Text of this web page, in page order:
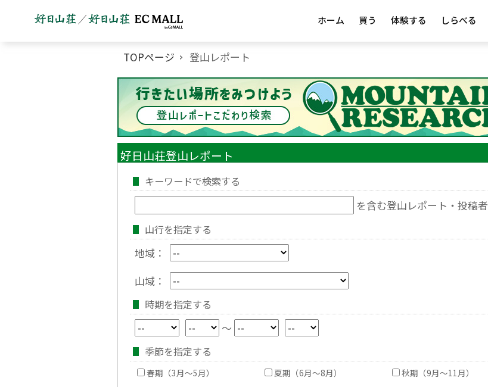
ホーム 買う 体験する しらべる
TOPページ 登山レポート
好日山荘登山レポート
キーワードで検索する
を含む登山レポート・投稿者
山行を指定する
地域：
山域：
時期を指定する
～
季節を指定する
春期（3月～5月） 夏期（6月～8月） 秋期（9月～11月）